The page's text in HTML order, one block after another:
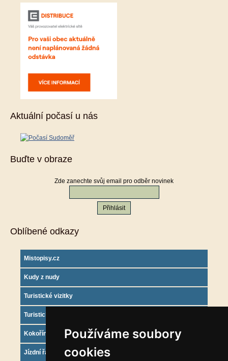
Používáme soubory
cookies
Aktuální počasí u nás
Buďte v obraze
Zde zanechte svůj email pro odběr novinek
Oblíbené odkazy
Mistopisy.cz
Kudy z nudy
Turistické vizitky
Turistický deník
Kokořínsko info
Jízdní řády